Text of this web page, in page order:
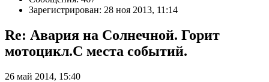
Зарегистрирован: 28 ноя 2013, 11:14
Re: Авария на Солнечной. Горит
мотоцикл.С места событий.
26 май 2014, 15:40